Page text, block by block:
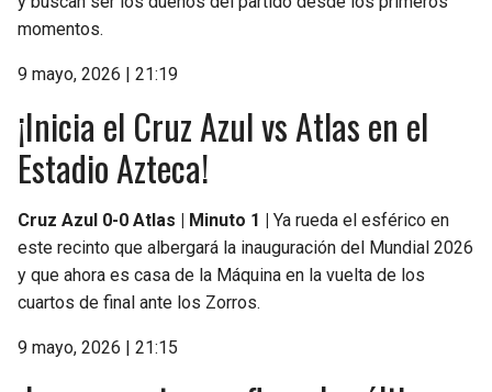
momentos.
9 mayo, 2026 | 21:19
¡Inicia el Cruz Azul vs Atlas en el
Estadio Azteca!
Cruz Azul 0-0 Atlas | Minuto 1 | Ya rueda el esférico en
este recinto que albergará la inauguración del Mundial 2026
y que ahora es casa de la Máquina en la vuelta de los
cuartos de final ante los Zorros.
9 mayo, 2026 | 21:15